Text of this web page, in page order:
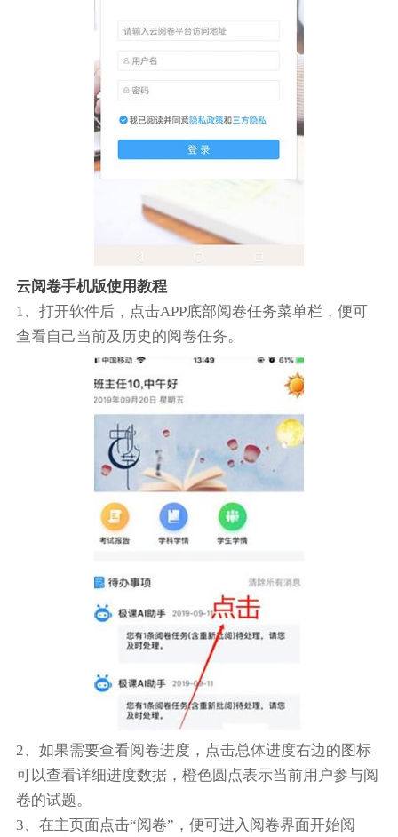
云阅卷手机版使用教程
1、打开软件后，点击APP底部阅卷任务菜单栏，便可
查看自己当前及历史的阅卷任务。
2、如果需要查看阅卷进度，点击总体进度右边的图标
可以查看详细进度数据，橙色圆点表示当前用户参与阅
卷的试题。
3、在主页面点击“阅卷”，便可进入阅卷界面开始阅